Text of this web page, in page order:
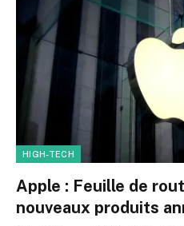
HIGH-TECH
Apple : Feuille de
nouveaux produits